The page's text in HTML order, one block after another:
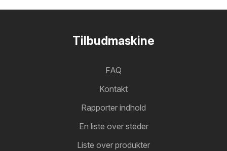
Tilbudmaskine
FAQ
Kontakt
Rapporter indhold
En liste over steder
Liste over produkter